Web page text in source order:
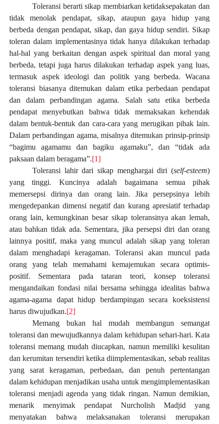
Toleransi berarti sikap membiarkan ketidaksepakatan dan
tidak menolak pendapat, sikap, ataupun gaya hidup yang
berbeda dengan pendapat, sikap, dan gaya hidup sendiri. Sikap
toleran dalam implementasinya tidak hanya dilakukan terhadap
hal-hal yang berkaitan dengan aspek spiritual dan moral yang
berbeda, tetapi juga harus dilakukan terhadap aspek yang luas,
termasuk aspek ideologi dan politik yang berbeda. Wacana
toleransi biasanya ditemukan dalam etika perbedaan pendapat
dan dalam perbandingan agama. Salah satu etika berbeda
pendapat menyebutkan bahwa tidak memaksakan kehendak
dalam bentuk-bentuk dan cara-cara yang merugikan pihak lain.
Dalam perbandingan agama, misalnya ditemukan prinsip-prinsip
“bagimu agamamu dan bagiku agamaku”, dan “tidak ada
paksaan dalam beragama”.[1]
Toleransi lahir dari sikap menghargai diri (self-esteem)
yang tinggi. Kuncinya adalah bagaimana semua pihak
memersepsi dirinya dan orang lain. Jika persepsinya lebih
mengedepankan dimensi negatif dan kurang apresiatif terhadap
orang lain, kemungkinan besar sikap toleransinya akan lemah,
atau bahkan tidak ada. Sementara, jika persepsi diri dan orang
lainnya positif, maka yang muncul adalah sikap yang toleran
dalam menghadapi keragaman. Toleransi akan muncul pada
orang yang telah memahami kemajemukan secara optimis-
positif. Sementara pada tataran teori, konsep toleransi
mengandaikan fondasi nilai bersama sehingga idealitas bahwa
agama-agama dapat hidup berdampingan secara koeksistensi
harus diwujudkan.[2]
Memang bukan hal mudah membangun semangat
toleransi dan mewujudkannya dalam kehidupan sehari-hari. Kata
toleransi memang mudah diucapkan, namun memiliki kesulitan
dan kerumitan tersendiri ketika diimplementasikan, sebab realitas
yang sarat keragaman, perbedaan, dan penuh pertentangan
dalam kehidupan menjadikan usaha untuk mengimplementasikan
toleransi menjadi agenda yang tidak ringan. Namun demikian,
menarik menyimak pendapatNurcholish Madjid yang
menyatakan bahwa melaksanakan toleransi merupakan